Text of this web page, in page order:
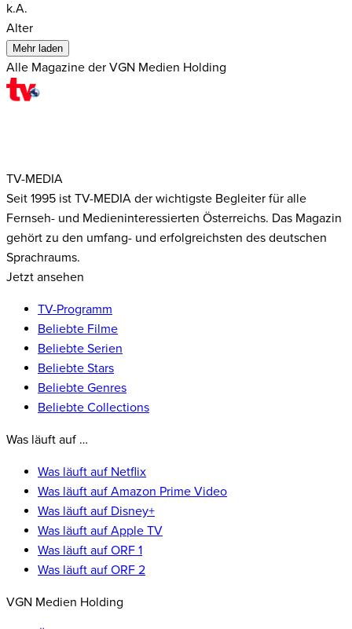
k.A.
Alter
Mehr laden
Alle Magazine der VGN Medien Holding
TV-MEDIA
Seit 1995 ist TV-MEDIA der wichtigste Begleiter für alle
Fernseh- und Medieninteressierten Österreichs. Das Magazin
gehört zu den umfang- und erfolgreichsten des deutschen
Sprachraums.
Jetzt ansehen
TV-Programm
Beliebte Filme
Beliebte Serien
Beliebte Stars
Beliebte Genres
Beliebte Collections
Was läuft auf …
Was läuft auf Netflix
Was läuft auf Amazon Prime Video
Was läuft auf Disney+
Was läuft auf Apple TV
Was läuft auf ORF 1
Was läuft auf ORF 2
VGN Medien Holding